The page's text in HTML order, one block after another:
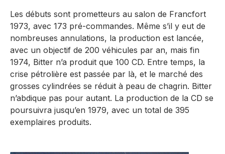
Les débuts sont prometteurs au salon de Francfort
1973, avec 173 pré-commandes. Même s’il y eut de
nombreuses annulations, la production est lancée,
avec un objectif de 200 véhicules par an, mais fin
1974, Bitter n’a produit que 100 CD. Entre temps, la
crise pétrolière est passée par là, et le marché des
grosses cylindrées se réduit à peau de chagrin. Bitter
n’abdique pas pour autant. La production de la CD se
poursuivra jusqu’en 1979, avec un total de 395
exemplaires produits.